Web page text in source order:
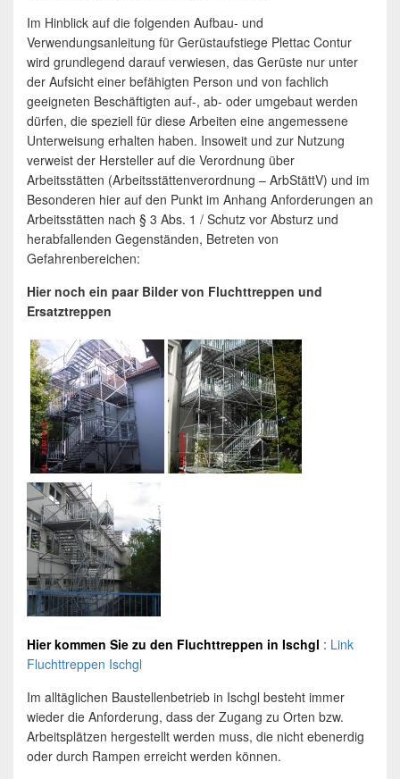
Im Hinblick auf die folgenden Aufbau- und
Verwendungsanleitung für Gerüstaufstiege Plettac Contur
wird grundlegend darauf verwiesen, das Gerüste nur unter
der Aufsicht einer befähigten Person und von fachlich
geeigneten Beschäftigten auf-, ab- oder umgebaut werden
dürfen, die speziell für diese Arbeiten eine angemessene
Unterweisung erhalten haben. Insoweit und zur Nutzung
verweist der Hersteller auf die Verordnung über
Arbeitsstätten (Arbeitsstättenverordnung – ArbStättV) und im
Besonderen hier auf den Punkt im Anhang Anforderungen an
Arbeitsstätten nach § 3 Abs. 1 / Schutz vor Absturz und
herabfallenden Gegenständen, Betreten von
Gefahrenbereichen:
Hier noch ein paar Bilder von Fluchttreppen und
Ersatztreppen
Hier kommen Sie zu den Fluchttreppen in Ischgl : Link
Fluchttreppen Ischgl
Im alltäglichen Baustellenbetrieb in Ischgl besteht immer
wieder die Anforderung, dass der Zugang zu Orten bzw.
Arbeitsplätzen hergestellt werden muss, die nicht ebenerdig
oder durch Rampen erreicht werden können.